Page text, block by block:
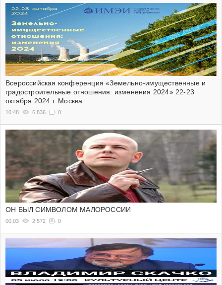
Всероссийская конференция «Земельно-имущественные и
градостроительные отношения: изменения 2024» 22-23
октября 2024 г. Москва.
10:48 6 836 0
ОН БЫЛ СИМВОЛОМ МАЛОРОССИИ
00:03 2 572 0